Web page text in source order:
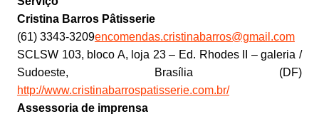
Cristina Barros Pâtisserie
(61) 3343-3209encomendas.cristinabarros@gmail.com
SCLSW 103, bloco A, loja 23 – Ed. Rhodes II – galeria /
Sudoeste, Brasília (DF)
http://www.cristinabarrospatisserie.com.br/
Assessoria de imprensa